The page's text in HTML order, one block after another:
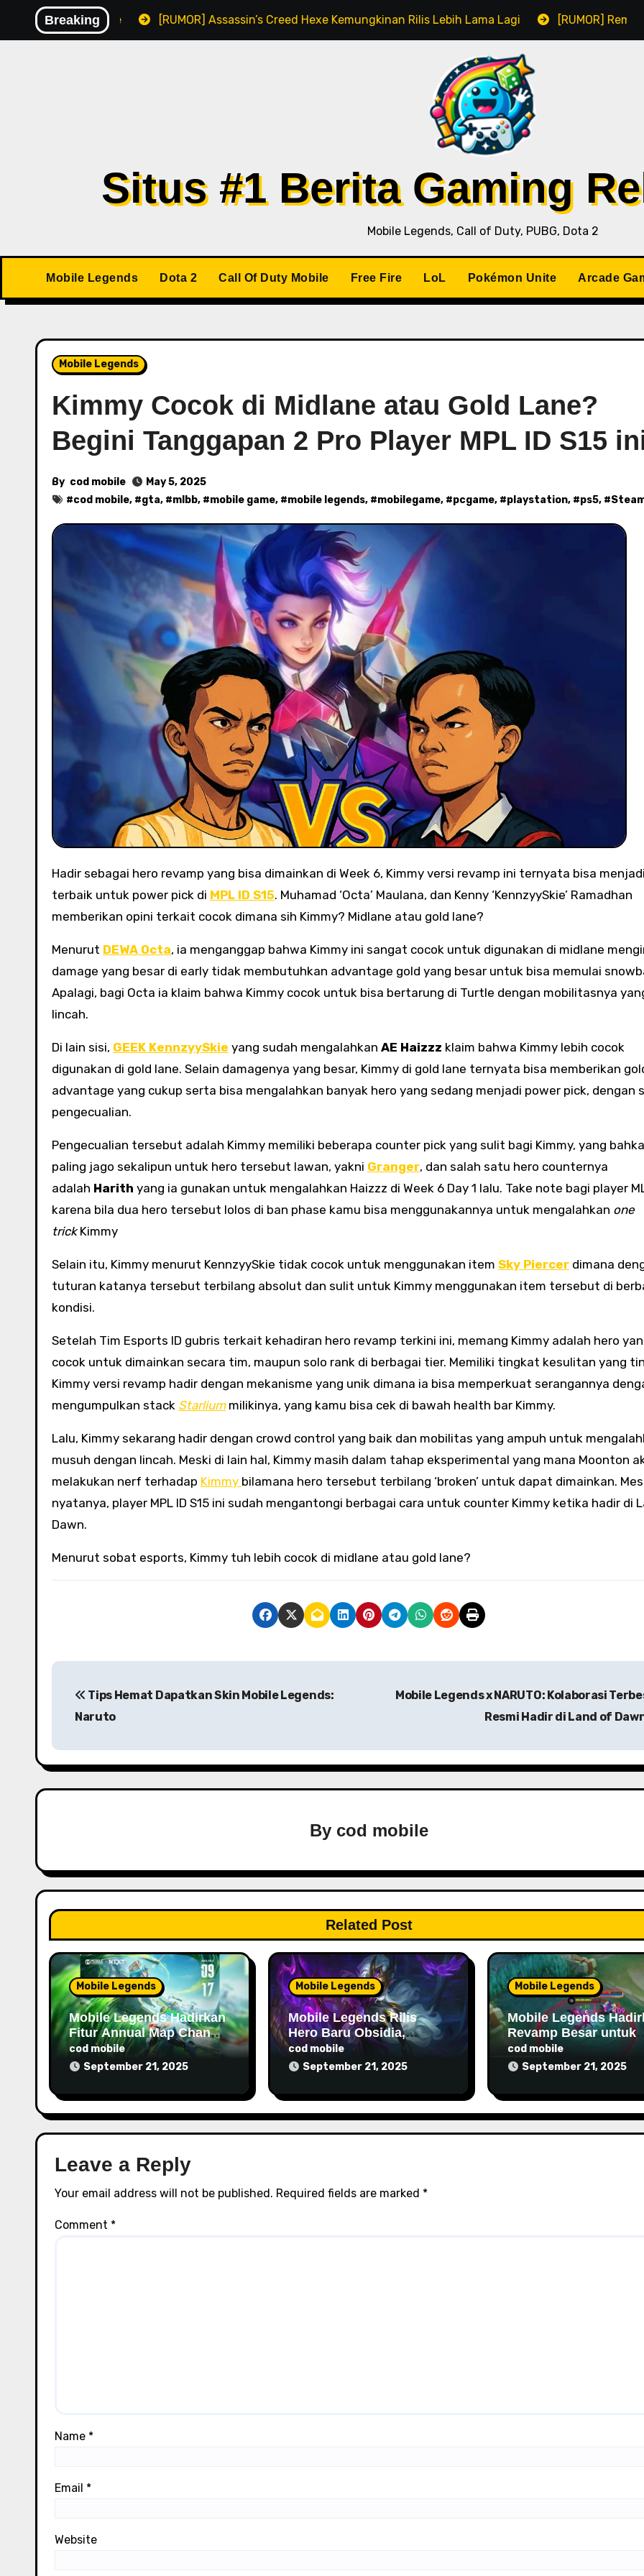
Breaking
[RUMOR] Assassin’s Creed Hexe Kemungkinan Rilis Lebih Lama Lagi [RUMOR] Remake Resident Evil
Situs #1 Berita Gaming
Mobile Legends, Call of Duty, PUBG, Dota 2
Mobile Legends Dota 2 Call Of Duty Mobile Free Fire LoL Pokémon Unite Arcade
Mobile Legends
Kimmy Cocok di Midlane atau Gold Lane?
Begini Tanggapan 2 Pro Player MPL ID S15
By cod mobile
May 5, 2025
#cod mobile, #gta, #mlbb, #mobile game, #mobile legends, #mobilegame, #pcgame, #playstation, #ps5, #
Hadir sebagai hero revamp yang bisa dimainkan di Week 6, Kimmy versi revamp ini ternyata bisa menjadi pilihan
terbaik untuk power pick di MPL ID S15. Muhamad ‘Octa’ Maulana, dan Kenny ‘KennzyySkie’ Ramadhan
memberikan opini terkait cocok dimana sih Kimmy? Midlane atau gold lane?
Menurut DEWA Octa, ia menganggap bahwa Kimmy ini sangat cocok untuk digunakan di midlane
damage yang besar di early tidak membutuhkan advantage gold yang besar untuk bisa memulai
Apalagi, bagi Octa ia klaim bahwa Kimmy cocok untuk bisa bertarung di Turtle dengan mobilitasnya
lincah.
Di lain sisi, GEEK KennzyySkie yang sudah mengalahkan AE Haizzz klaim bahwa Kimmy lebih cocok
digunakan di gold lane. Selain damagenya yang besar, Kimmy di gold lane ternyata bisa memberikan
advantage yang cukup serta bisa mengalahkan banyak hero yang sedang menjadi power pick, dengan
pengecualian.
Pengecualian tersebut adalah Kimmy memiliki beberapa counter pick yang sulit bagi Kimmy, yang
paling jago sekalipun untuk hero tersebut lawan, yakni Granger, dan salah satu hero counternya
adalah Harith yang ia gunakan untuk mengalahkan Haizzz di Week 6 Day 1 lalu. Take note bagi player
karena bila dua hero tersebut lolos di ban phase kamu bisa menggunakannya untuk mengalahkan one
trickKimmy
Selain itu, Kimmy menurut KennzyySkie tidak cocok untuk menggunakan item Sky Piercer dimana
tuturan katanya tersebut terbilang absolut dan sulit untuk Kimmy menggunakan item tersebut di
kondisi.
Setelah Tim Esports ID gubris terkait kehadiran hero revamp terkini ini, memang Kimmy adalah hero
cocok untuk dimainkan secara tim, maupun solo rank di berbagai tier. Memiliki tingkat kesulitan yang
Kimmy versi revamp hadir dengan mekanisme yang unik dimana ia bisa memperkuat serangannya
mengumpulkan stack Starliummilikinya, yang kamu bisa cek di bawah health bar Kimmy.
Lalu, Kimmy sekarang hadir dengan crowd control yang baik dan mobilitas yang ampuh untuk
musuh dengan lincah. Meski di lain hal, Kimmy masih dalam tahap eksperimental yang mana Moonton
melakukan nerf terhadap Kimmy bilamana hero tersebut terbilang ‘broken’ untuk dapat dimainkan.
nyatanya, player MPL ID S15 ini sudah mengantongi berbagai cara untuk counter Kimmy ketika hadir di
Dawn.
Menurut sobat esports, Kimmy tuh lebih cocok di midlane atau gold lane?
t
n
i
g
a
t
i
o
n
Tips Hemat Dapatkan Skin Mobile Legends:
Naruto
Mobile Legends x NARUTO: Kolaborasi
Resmi Hadir di Land of
By cod mobile
Related Post
Mobile Legends
Mobile Legends Hadirkan
Fitur Annual Map Change,
4 Varian Map Baru
Ramaikan Patch
cod mobile
September 21, 2025
Mobile Legends
Mobile Legends Rilis
Hero Baru Obsidia,
Marksman dengan
Damage Tinggi dan
cod mobile
September 21, 2025
Mobile Legends
Mobile Legends
Revamp Besar untuk
Hero Alice di
2025
cod mobile
September 21, 2025
Leave a Reply
Your email address will not be published. Required fields are marked *
Comment *
Name *
Email *
Website